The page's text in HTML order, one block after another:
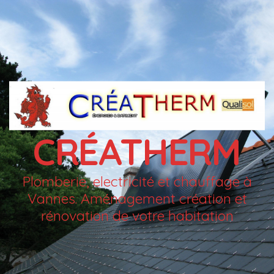
CRÉATHERM
Plomberie, electricité et chauffage à
Vannes. Aménagement création et
rénovation de votre habitation